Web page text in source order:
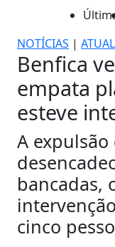
NOTÍCIAS |
Benfica
empata
esteve
A expulsão
bancadas,
cinco